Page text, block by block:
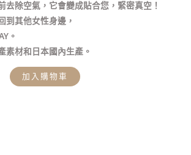
去除空氣，它會變成貼合您，緊密真空！
到其他女性身邊，
。
素材和日本國內生產。
加入購物車